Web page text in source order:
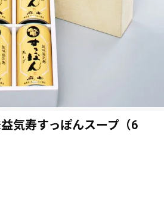
気寿すっぽんスープ（6